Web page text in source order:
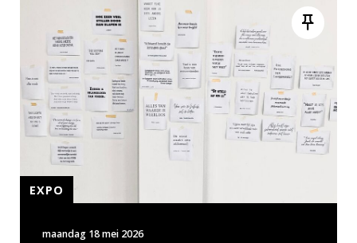
maandag 18 mei 2026
EXPO